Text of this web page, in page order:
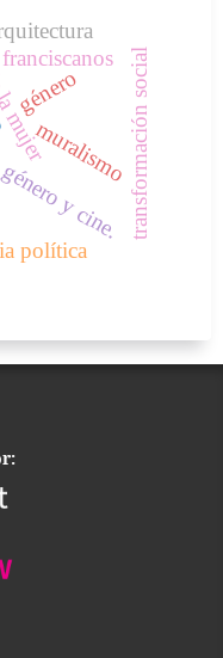
y cine.
género transformación social
política
muralismo
franciscanos